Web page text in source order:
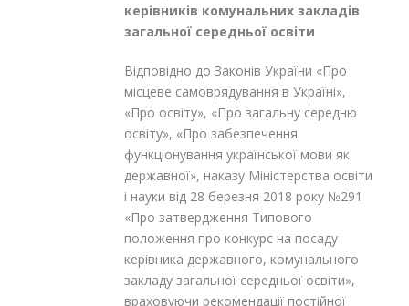
керівників комунальних закладів
загальної середньої освіти
Відповідно до Законів України «Про
місцеве самоврядування в Україні»,
«Про освіту», «Про загальну середню
освіту», «Про забезпечення
функціонування української мови як
державної», наказу Міністерства освіти
і науки від 28 березня 2018 року №291
«Про затвердження Типового
положення про конкурс на посаду
керівника державного, комунального
закладу загальної середньої освіти»,
враховуючи рекомендації постійної